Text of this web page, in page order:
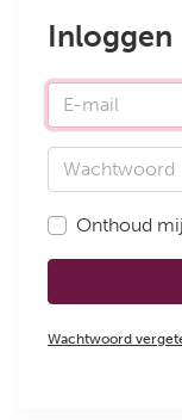
Inloggen
E-mail
Wachtwoord
Onthoud
Wachtwoord